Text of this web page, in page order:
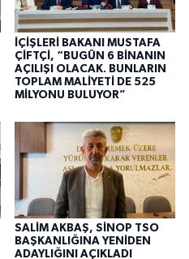
İÇİŞLERİ BAKANI MUSTAFA
ÇİFTÇİ, “BUGÜN 6 BİNANIN
AÇILIŞI OLACAK. BUNLARIN
TOPLAM MALİYETİ DE 525
MİLYONU BULUYOR”
SALİM AKBAŞ, SİNOP TSO
BAŞKANLIĞINA YENİDEN
ADAYLIĞINI AÇIKLADI